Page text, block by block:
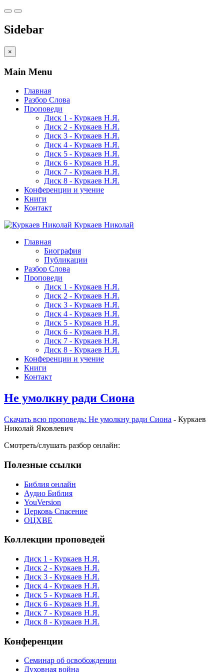
Sidebar
×
Main Menu
Главная
Разбор Слова
Проповеди
Диск 1 - Куркаев Н.Я.
Диск 2 - Куркаев Н.Я.
Диск 3 - Куркаев Н.Я.
Диск 4 - Куркаев Н.Я.
Диск 5 - Куркаев Н.Я.
Диск 6 - Куркаев Н.Я.
Диск 7 - Куркаев Н.Я.
Диск 8 - Куркаев Н.Я.
Конференции и учение
Книги
Контакт
Куркаев Николай
Главная
Биография
Публикации
Разбор Слова
Проповеди
Диск 1 - Куркаев Н.Я.
Диск 2 - Куркаев Н.Я.
Диск 3 - Куркаев Н.Я.
Диск 4 - Куркаев Н.Я.
Диск 5 - Куркаев Н.Я.
Диск 6 - Куркаев Н.Я.
Диск 7 - Куркаев Н.Я.
Диск 8 - Куркаев Н.Я.
Конференции и учение
Книги
Контакт
Не умолкну ради Сиона
Скачать вcю проповедь: Не умолкну ради Сиона - Куркаев
Николай Яковлевич
Смотреть/слушать разбор онлайн:
Полезные ссылки
Библия онлайн
Аудио Библия
YouVersion
Церковь Спасение
ОЦХВЕ
Коллекции проповедей
Диск 1 - Куркаев Н.Я.
Диск 2 - Куркаев Н.Я.
Диск 3 - Куркаев Н.Я.
Диск 4 - Куркаев Н.Я.
Диск 5 - Куркаев Н.Я.
Диск 6 - Куркаев Н.Я.
Диск 7 - Куркаев Н.Я.
Диск 8 - Куркаев Н.Я.
Конференции
Семинар об освобождении
Духовная война